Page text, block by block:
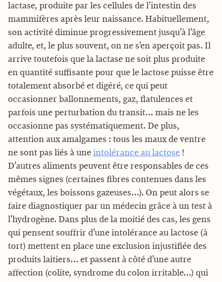
lactase, produite par les cellules de l’intestin des
mammifères après leur naissance. Habituellement,
son activité diminue progressivement jusqu’à l’âge
adulte, et, le plus souvent, on ne s’en aperçoit pas. Il
arrive toutefois que la lactase ne soit plus produite
en quantité suffisante pour que le lactose puisse être
totalement absorbé et digéré, ce qui peut
occasionner ballonnements, gaz, flatulences et
parfois une perturbation du transit… mais ne les
occasionne pas systématiquement. De plus,
attention aux amalgames : tous les maux de ventre
ne sont pas liés à une intolérance au lactose !
D’autres aliments peuvent être responsables de ces
mêmes signes (certaines fibres contenues dans les
végétaux, les boissons gazeuses…). On peut alors se
faire diagnostiquer par un médecin grâce à un test à
l’hydrogène. Dans plus de la moitié des cas, les gens
qui pensent souffrir d’une intolérance au lactose (à
tort) mettent en place une exclusion injustifiée des
produits laitiers… et passent à côté d’une autre
affection (colite, syndrome du colon irritable…) qui